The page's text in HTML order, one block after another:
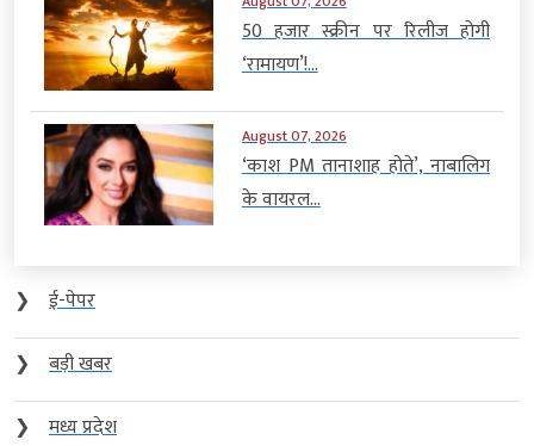
50 हजार स्क्रीन पर रिलीज होगी
‘रामायण’!...
August 07, 2026
‘काश PM तानाशाह होते’, नाबालिग
के वायरल...
❯
ई-पेपर
❯
बड़ी खबर
❯
मध्य प्रदेश